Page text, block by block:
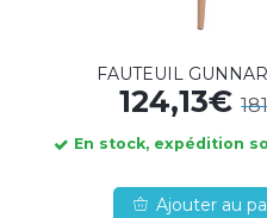
FAUTEUIL
124,13€
En stock, expédition
Ajouter au